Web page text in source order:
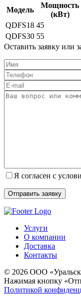
Модель
Мощность
(кВт)
QDFS18 45
QDFS30 55
Оставить заявку или
Я согласен с
Услуги
О компании
Доставка
Контакты
© 2026 ООО
Нажимая кнопку
Политикой